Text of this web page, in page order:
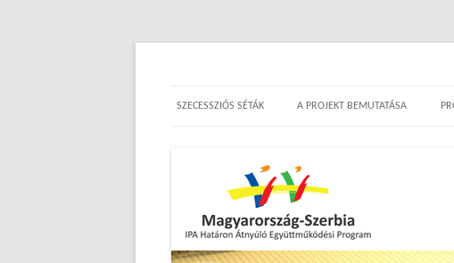
Századfordulós ékkövek –
SZECESSZIÓS SÉTÁK A PROJEKT BEMUTATÁSA